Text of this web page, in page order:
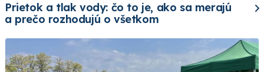
Prietok a tlak vody: čo to je, ako sa merajú
a prečo rozhodujú o všetkom